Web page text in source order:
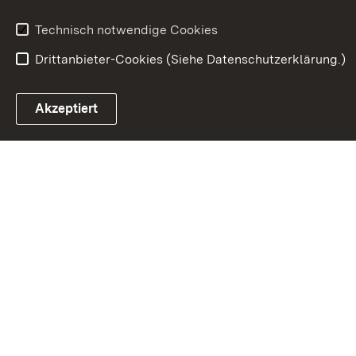
Technisch notwendige Cookies
Drittanbieter-Cookies (Siehe Datenschutzerklärung.)
Akzeptiert